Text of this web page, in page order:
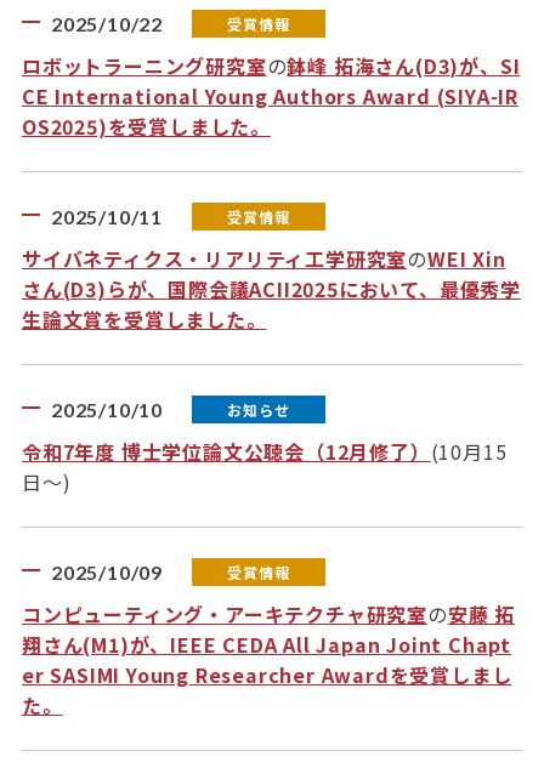
2025/10/22 受賞情報
ロボットラーニング研究室の鉢峰 拓海さん(D3)が、SI
CE International Young Authors Award (SIYA-IR
OS2025)を受賞しました。
2025/10/11 受賞情報
サイバネティクス・リアリティ工学研究室のWEI Xin
さん(D3)らが、国際会議ACII2025において、最優秀学
生論文賞を受賞しました。
2025/10/10 お知らせ
令和7年度 博士学位論文公聴会（12月修了） (10月15
日～)
2025/10/09 受賞情報
コンピューティング・アーキテクチャ研究室の安藤 拓
翔さん(M1)が、IEEE CEDA All Japan Joint Chapt
er SASIMI Young Researcher Awardを受賞しまし
た。